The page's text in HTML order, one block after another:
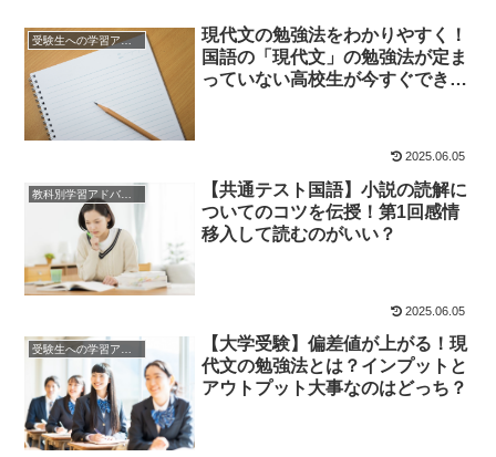
受験生への学習アドバイス
現代文の勉強法をわかりやすく！
国語の「現代文」の勉強法が定ま
っていない高校生が今すぐできる
2025.06.05
教科別学習アドバイス
【共通テスト国語】小説の読解に
ついてのコツを伝授！第1回感情
移入して読むのがいい？
2025.06.05
【大学受験】偏差値が上がる！現
代文の勉強法とは？インプットと
アウトプット大事なのはどっち？